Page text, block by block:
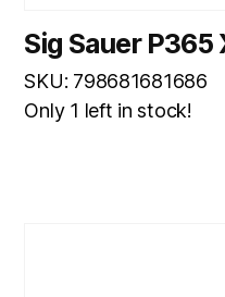
Sig Sauer P365
SKU: 798681681686
Only 1 left in stock!